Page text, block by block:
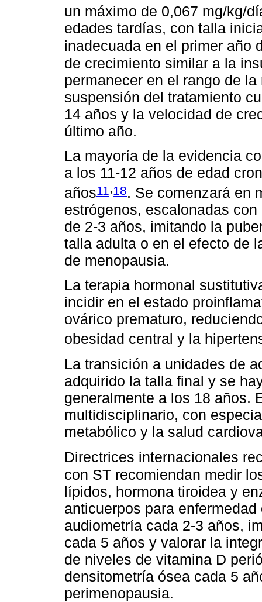
un máximo de 0,067 mg/kg/
edades tardías, con talla
inadecuada en el primer año
de crecimiento similar a la
permanecer en el rango de
suspensión del tratamiento
14 años y la velocidad de
último año.
La mayoría de la evidencia
a los 11-12 años de edad
años11,18. Se comenzará en
estrógenos, escalonadas
de 2-3 años, imitando la
talla adulta o en el efecto de
de menopausia.
La terapia hormonal
incidir en el estado
ovárico prematuro,
obesidad central y la
La transición a unidades de
adquirido la talla final y se
generalmente a los 18 años.
multidisciplinario, con
metabólico y la salud
Directrices internacionales
con ST recomiendan medir
lípidos, hormona tiroidea y
anticuerpos para
audiometría cada 2-3 años,
cada 5 años y valorar la
de niveles de vitamina D
densitometría ósea cada 5
perimenopausia.